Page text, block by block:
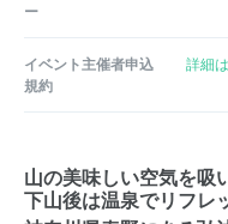
ー
イベント主催者申込
規約
詳細
山の美味しい空気を吸
下山後は温泉でリフレ